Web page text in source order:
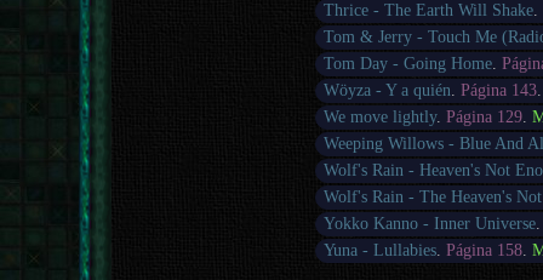
Thrice - The Earth Will Shake.
Tom & Jerry - Touch Me
Tom Day - Going Home.
Wöyza - Y a quién.Página 143
We move lightly.Página 129.
Weeping Willows - Blue And
Wolf's Rain - Heaven's Not
Wolf's Rain - The Heaven's
Yokko Kanno - Inner Universe
Yuna - Lullabies.Página 158.